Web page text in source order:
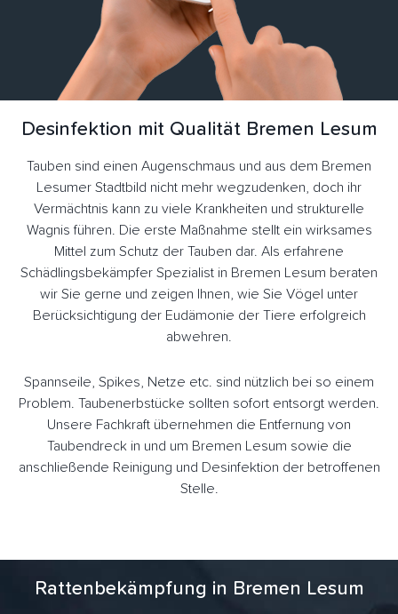
Desinfektion mit Qualität Bremen Lesum
Tauben sind einen Augenschmaus und aus dem Bremen
Lesumer Stadtbild nicht mehr wegzudenken, doch ihr
Vermächtnis kann zu viele Krankheiten und strukturelle
Wagnis führen. Die erste Maßnahme stellt ein wirksames
Mittel zum Schutz der Tauben dar. Als erfahrene
Schädlingsbekämpfer Spezialist in Bremen Lesum beraten
wir Sie gerne und zeigen Ihnen, wie Sie Vögel unter
Berücksichtigung der Eudämonie der Tiere erfolgreich
abwehren.
Spannseile, Spikes, Netze etc. sind nützlich bei so einem
Problem. Taubenerbstücke sollten sofort entsorgt werden.
Unsere Fachkraft übernehmen die Entfernung von
Taubendreck in und um Bremen Lesum sowie die
anschließende Reinigung und Desinfektion der betroffenen
Stelle.
Rattenbekämpfung in Bremen Lesum